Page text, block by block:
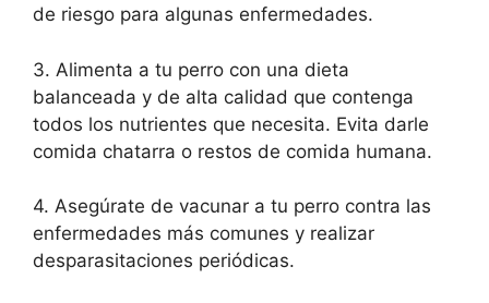
de riesgo para algunas enfermedades.
3. Alimenta a tu perro con una dieta
balanceada y de alta calidad que contenga
todos los nutrientes que necesita. Evita darle
comida chatarra o restos de comida humana.
4. Asegúrate de vacunar a tu perro contra las
enfermedades más comunes y realizar
desparasitaciones periódicas.